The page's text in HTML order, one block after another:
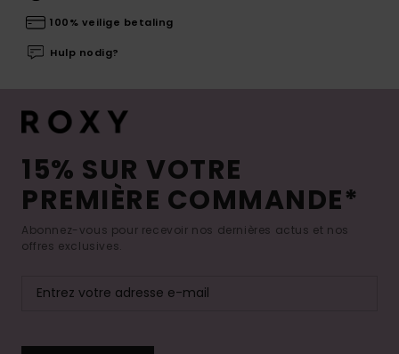
100% veilige betaling
Hulp nodig?
15% SUR VOTRE
PREMIÈRE COMMANDE*
Abonnez-vous pour recevoir nos dernières actus et nos
offres exclusives.